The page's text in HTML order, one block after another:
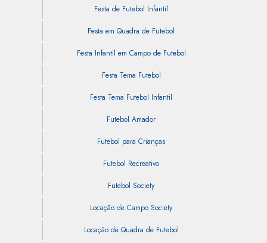
Festa de Futebol Infantil
Festa em Quadra de Futebol
Festa Infantil em Campo de Futebol
Festa Tema Futebol
Festa Tema Futebol Infantil
Futebol Amador
Futebol para Crianças
Futebol Recreativo
Futebol Society
Locação de Campo Society
Locação de Quadra de Futebol